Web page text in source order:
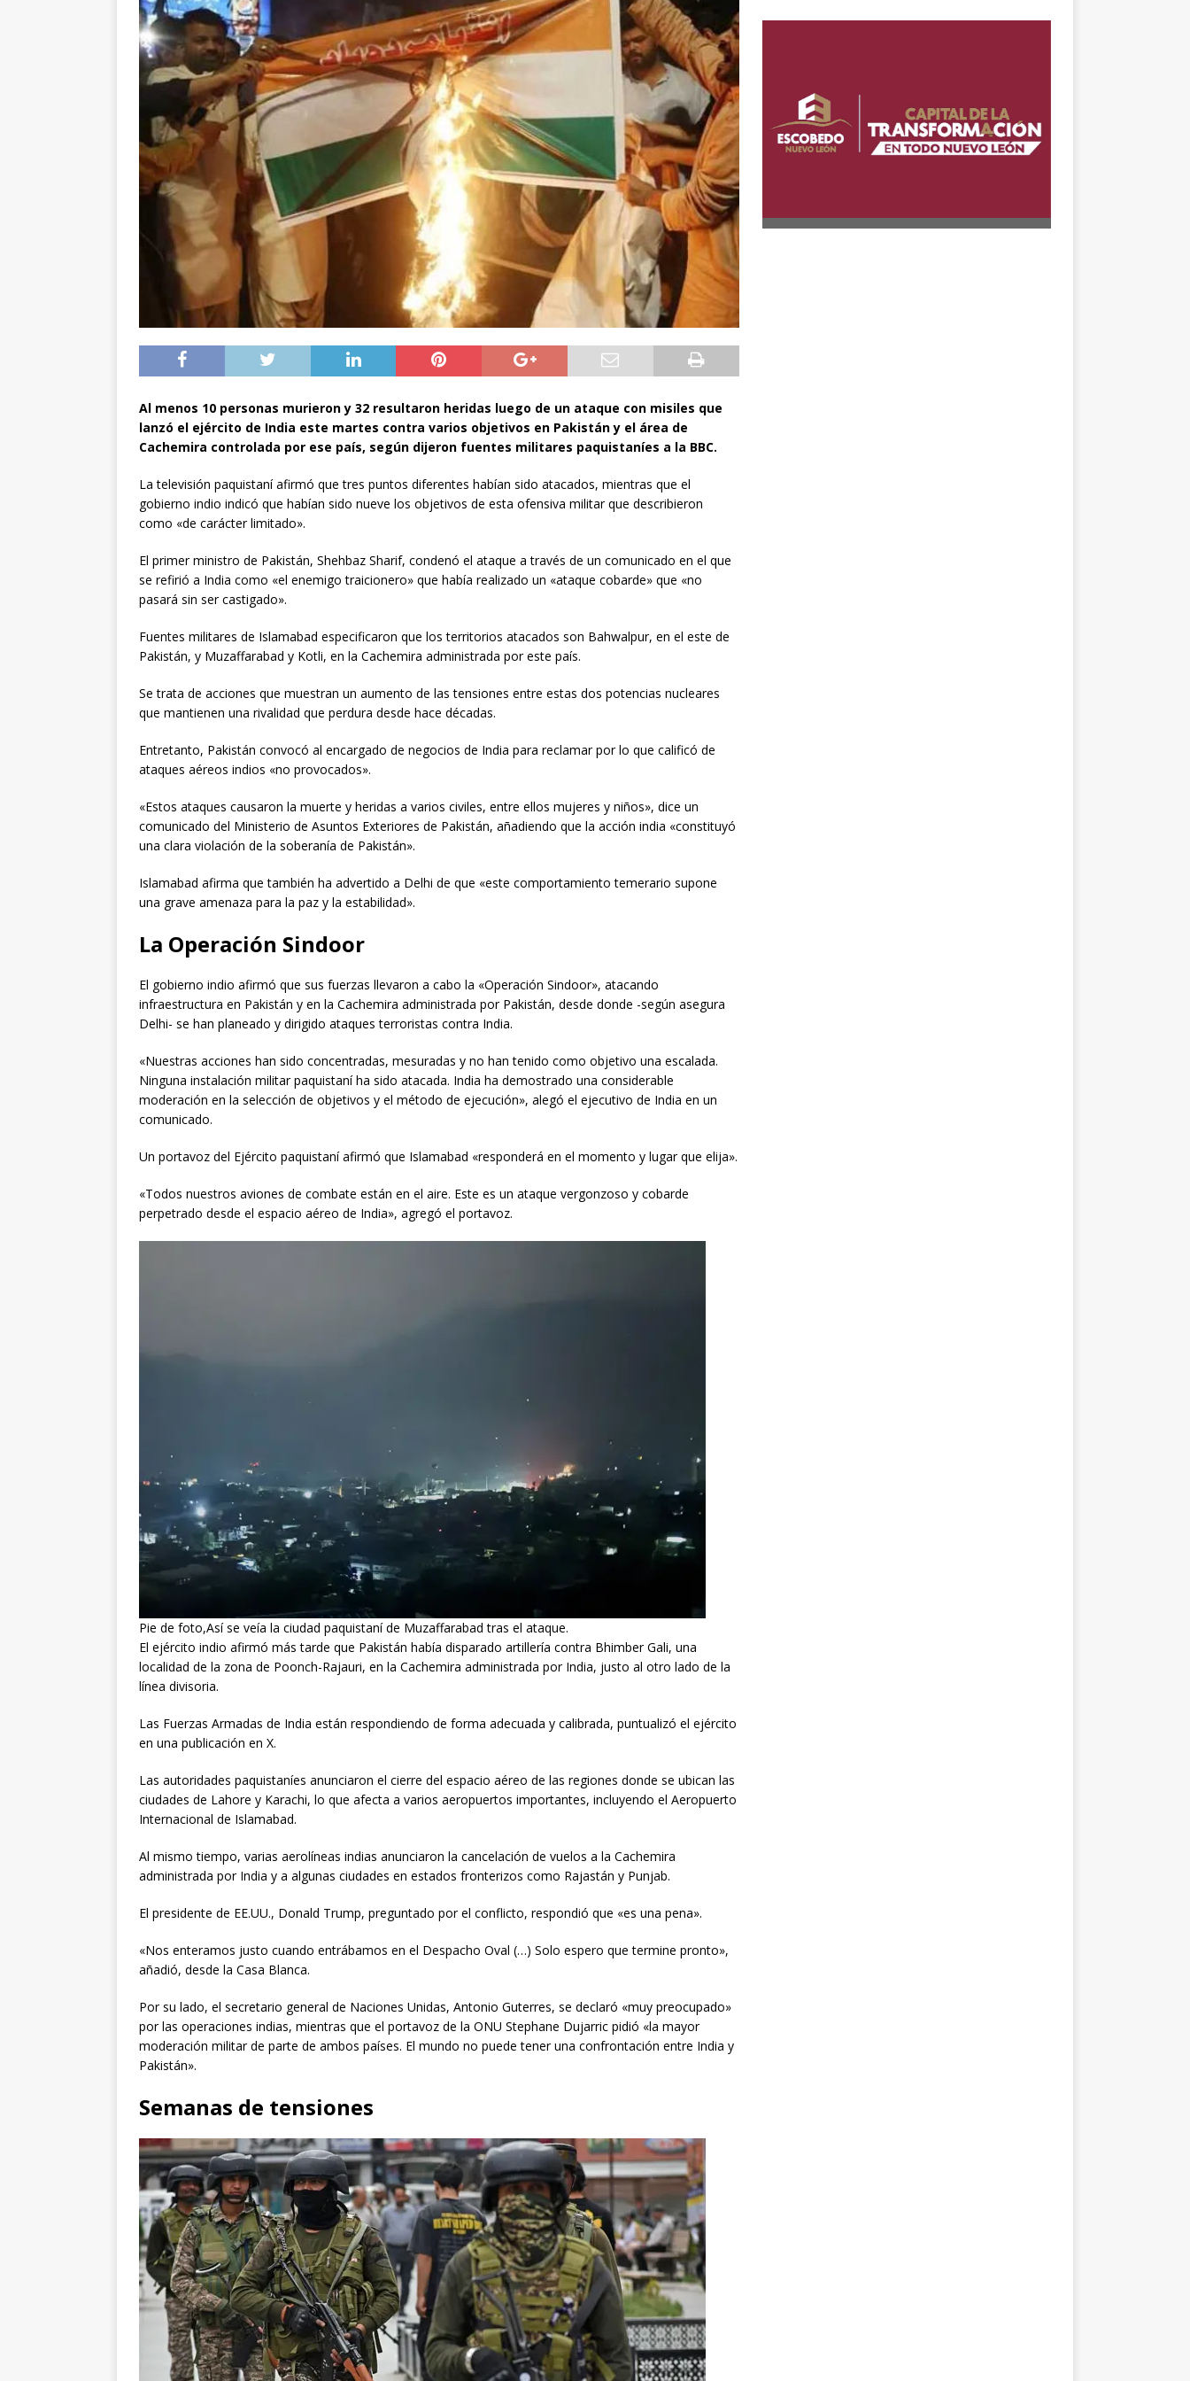
Al menos 10 personas murieron y 32 resultaron heridas luego de un ataque con misiles que
lanzó el ejército de India este martes contra varios objetivos en Pakistán y el área de
Cachemira controlada por ese país, según dijeron fuentes militares paquistaníes a la BBC.
La televisión paquistaní afirmó que tres puntos diferentes habían sido atacados, mientras que el
gobierno indio indicó que habían sido nueve los objetivos de esta ofensiva militar que describieron
como «de carácter limitado».
El primer ministro de Pakistán, Shehbaz Sharif, condenó el ataque a través de un comunicado en el que
se refirió a India como «el enemigo traicionero» que había realizado un «ataque cobarde» que «no
pasará sin ser castigado».
Fuentes militares de Islamabad especificaron que los territorios atacados son Bahwalpur, en el este de
Pakistán, y Muzaffarabad y Kotli, en la Cachemira administrada por este país.
Se trata de acciones que muestran un aumento de las tensiones entre estas dos potencias nucleares
que mantienen una rivalidad que perdura desde hace décadas.
Entretanto, Pakistán convocó al encargado de negocios de India para reclamar por lo que calificó de
ataques aéreos indios «no provocados».
«Estos ataques causaron la muerte y heridas a varios civiles, entre ellos mujeres y niños», dice un
comunicado del Ministerio de Asuntos Exteriores de Pakistán, añadiendo que la acción india «constituyó
una clara violación de la soberanía de Pakistán».
Islamabad afirma que también ha advertido a Delhi de que «este comportamiento temerario supone
una grave amenaza para la paz y la estabilidad».
La Operación Sindoor
El gobierno indio afirmó que sus fuerzas llevaron a cabo la «Operación Sindoor», atacando
infraestructura en Pakistán y en la Cachemira administrada por Pakistán, desde donde -según asegura
Delhi- se han planeado y dirigido ataques terroristas contra India.
«Nuestras acciones han sido concentradas, mesuradas y no han tenido como objetivo una escalada.
Ninguna instalación militar paquistaní ha sido atacada. India ha demostrado una considerable
moderación en la selección de objetivos y el método de ejecución», alegó el ejecutivo de India en un
comunicado.
Un portavoz del Ejército paquistaní afirmó que Islamabad «responderá en el momento y lugar que elija».
«Todos nuestros aviones de combate están en el aire. Este es un ataque vergonzoso y cobarde
perpetrado desde el espacio aéreo de India», agregó el portavoz.
Pie de foto,Así se veía la ciudad paquistaní de Muzaffarabad tras el ataque.
El ejército indio afirmó más tarde que Pakistán había disparado artillería contra Bhimber Gali, una
localidad de la zona de Poonch-Rajauri, en la Cachemira administrada por India, justo al otro lado de la
línea divisoria.
Las Fuerzas Armadas de India están respondiendo de forma adecuada y calibrada, puntualizó el ejército
en una publicación en X.
Las autoridades paquistaníes anunciaron el cierre del espacio aéreo de las regiones donde se ubican las
ciudades de Lahore y Karachi, lo que afecta a varios aeropuertos importantes, incluyendo el Aeropuerto
Internacional de Islamabad.
Al mismo tiempo, varias aerolíneas indias anunciaron la cancelación de vuelos a la Cachemira
administrada por India y a algunas ciudades en estados fronterizos como Rajastán y Punjab.
El presidente de EE.UU., Donald Trump, preguntado por el conflicto, respondió que «es una pena».
«Nos enteramos justo cuando entrábamos en el Despacho Oval (…) Solo espero que termine pronto»,
añadió, desde la Casa Blanca.
Por su lado, el secretario general de Naciones Unidas, Antonio Guterres, se declaró «muy preocupado»
por las operaciones indias, mientras que el portavoz de la ONU Stephane Dujarric pidió «la mayor
moderación militar de parte de ambos países. El mundo no puede tener una confrontación entre India y
Pakistán».
Semanas de tensiones